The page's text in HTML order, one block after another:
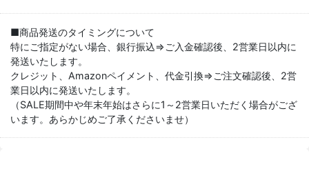
■商品発送のタイミングについて
特にご指定がない場合、銀行振込⇒ご入金確認後、2営業日以内に
発送いたします。
クレジット、Amazonペイメント、代金引換⇒ご注文確認後、2営
業日以内に発送いたします。
（SALE期間中や年末年始はさらに1～2営業日いただく場合がござ
います。あらかじめご了承くださいませ）